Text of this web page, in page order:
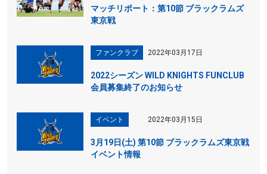
マッチリポート：第10節 ブラックラムズ
東京戦
ファンクラブ 2022年03月17日
2022シーズン WILD KNIGHTS FUNCLUB
会員募集終了のお知らせ
イベント 2022年03月15日
3月19日(土) 第10節 ブラックラムズ東京戦
イベント情報